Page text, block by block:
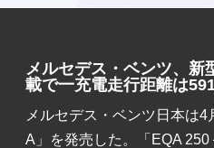
メルセデス・ベンツ、
載で一充電走行距離は
メルセデス・ベンツ日本は
A」を発売した。「EQA 250